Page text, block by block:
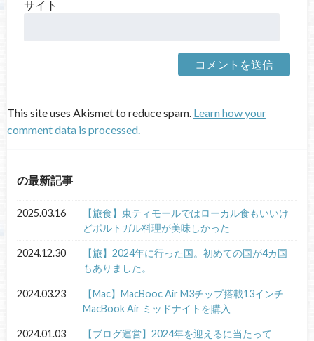
サイト
This site uses Akismet to reduce spam. Learn how your
comment data is processed.
の最新記事
2025.03.16
【旅食】東ティモールではローカル食もいいけ
どポルトガル料理が美味しかった
2024.12.30
【旅】2024年に行った国。初めての国が4カ国
もありました。
2024.03.23
【Mac】MacBooc Air M3チップ搭載13インチ
MacBook Air ミッドナイトを購入
2024.01.03 【ブログ運営】2024年を迎えるに当たって